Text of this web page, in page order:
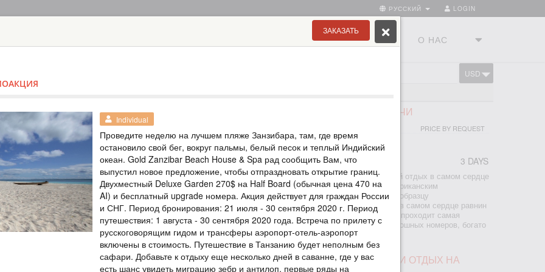
LOGIN
РУССКИЙ
ТУРСТУДИЯ О НАС
USD
VIP Сафари VIP ТУР НА САФАРИ В СЕРЕНГЕТИ, 2 НОЧИ
PRICE BY REQUEST
ТАНЗАНИЯ
3 DAYS
Safari
Тур на 2 ночи на сафари в Серенгети - это роскошный отдых в самом сердце
Африки. Приготовьтесь к незабываемым восточноафриканским
приключениям в уединенном кемпе, построенном по образцу
исследовательских лагерей 1920-х гг. Он находится в самом сердце равнин
Серенгети, где обитает множество диких животных и проходит самая
большая на планете миграция антилоп и зебр. 9 роскошных номеров, богато
о...
Special
САФАРИ В ЛУЧШИХ ПАРКАХ ТАНЗАНИИ И ОТДЫХ НА
ЗАКАЗАТЬ
Individual
Проведите неделю на лучшем пляже Занзибара, там, где время
остановило свой бег, вокруг пальмы, белый песок и теплый Индийский
океан. Gold Zanzibar Beach House & Spa рад сообщить Вам, что
выпустил новое предложение, чтобы отпраздновать открытие границ.
Двухместный Deluxe Garden 270$ на Half Board (обычная цена 470 на
AI) и бесплатный upgrade номера. Акция действует для граждан России
и СНГ. Период бронирования: 21 июля - 30 сентября 2020 г. Период
путешествия: 1 августа - 30 сентября 2020 года. Встреча по прилету с
русскоговорящим гидом и трансферы аэропорт-отель-аэропорт
включены в стоимость. Путешествие в Танзанию будет неполным без
сафари. Добавьте к отдыху еще несколько дней в саванне, где у вас
есть шанс увидеть миграцию зебр и антилоп, первые ряды на